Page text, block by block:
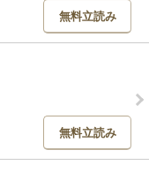
無料立読み
無料立読み